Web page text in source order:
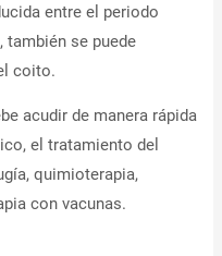
entre el periodo
también se puede
coito.
acudir de manera rápida
el tratamiento del
quimioterapia,
con vacunas.